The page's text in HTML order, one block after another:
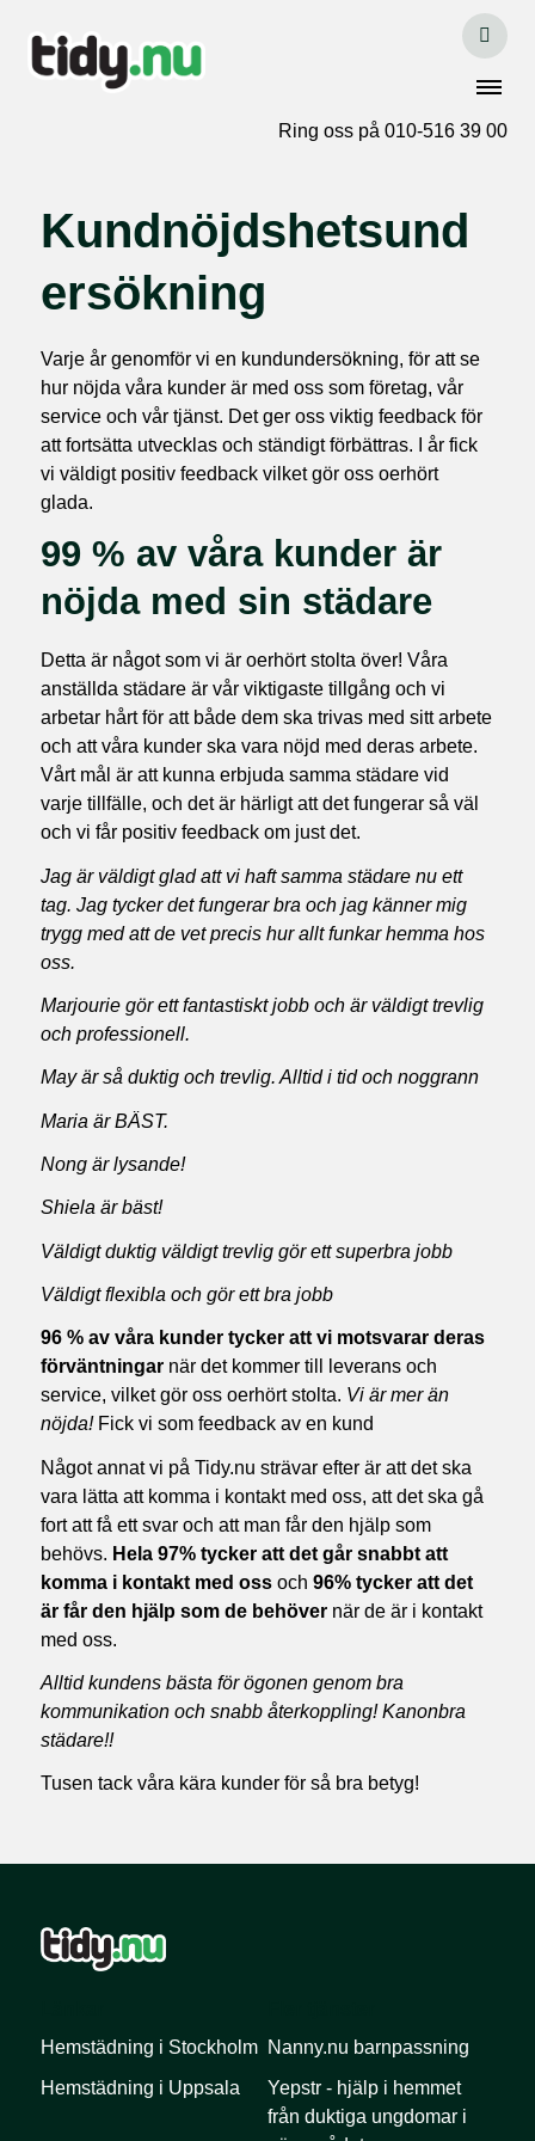
Ring oss på 010-516 39 00
Kundnöjdshetsund
ersökning
Varje år genomför vi en kundundersökning, för att se
hur nöjda våra kunder är med oss som företag, vår
service och vår tjänst. Det ger oss viktig feedback för
att fortsätta utvecklas och ständigt förbättras. I år fick
vi väldigt positiv feedback vilket gör oss oerhört
glada.
99 % av våra kunder är
nöjda med sin städare
Detta är något som vi är oerhört stolta över! Våra
anställda städare är vår viktigaste tillgång och vi
arbetar hårt för att både dem ska trivas med sitt arbete
och att våra kunder ska vara nöjd med deras arbete.
Vårt mål är att kunna erbjuda samma städare vid
varje tillfälle, och det är härligt att det fungerar så väl
och vi får positiv feedback om just det.
Jag är väldigt glad att vi haft samma städare nu ett
tag. Jag tycker det fungerar bra och jag känner mig
trygg med att de vet precis hur allt funkar hemma hos
oss.
Marjourie gör ett fantastiskt jobb och är väldigt trevlig
och professionell.
May är så duktig och trevlig. Alltid i tid och noggrann
Maria är BÄST.
Nong är lysande!
Shiela är bäst!
Väldigt duktig väldigt trevlig gör ett superbra jobb
Väldigt flexibla och gör ett bra jobb
96 % av våra kunder tycker att vi motsvarar deras
förväntningarnär det kommer till leverans och
service, vilket gör oss oerhört stolta. Vi är mer än
nöjda! Fick vi som feedback av en kund
Något annat vi på Tidy.nu strävar efter är att det ska
vara lätta att komma i kontakt med oss, att det ska gå
fort att få ett svar och att man får den hjälp som
behövs. Hela 97% tycker att det går snabbt att
komma i kontakt med ossoch 96% tycker att det
är får den hjälp som de behövernär de är i kontakt
med oss.
Alltid kundens bästa för ögonen genom bra
kommunikation och snabb återkoppling! Kanonbra
städare!!
Tusen tack våra kära kunder för så bra betyg!
Hemstädning i Stockholm
Hemstädning i Uppsala
Nanny.nu barnpassning
Yepstr - hjälp i hemmet
från duktiga ungdomar i